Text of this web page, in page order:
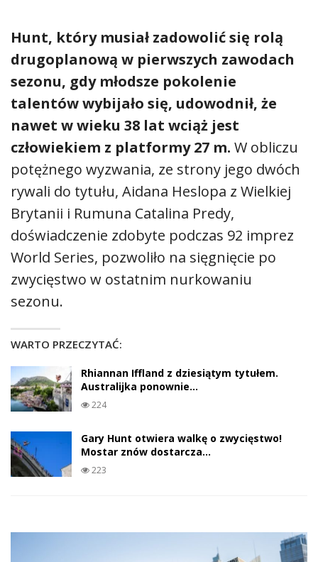
Hunt, który musiał zadowolić się rolą
drugoplanową w pierwszych zawodach
sezonu, gdy młodsze pokolenie
talentów wybijało się, udowodnił, że
nawet w wieku 38 lat wciąż jest
człowiekiem z platformy 27 m. W obliczu
potężnego wyzwania, ze strony jego dwóch
rywali do tytułu, Aidana Heslopa z Wielkiej
Brytanii i Rumuna Catalina Predy,
doświadczenie zdobyte podczas 92 imprez
World Series, pozwoliło na sięgnięcie po
zwycięstwo w ostatnim nurkowaniu
sezonu.
WARTO PRZECZYTAĆ:
Rhiannan Iffland z dziesiątym tytułem.
Australijka ponownie…
224
Gary Hunt otwiera walkę o zwycięstwo!
Mostar znów dostarcza…
223